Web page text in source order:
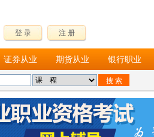
登 录 注 册
证券从业 期货从业 银行职业